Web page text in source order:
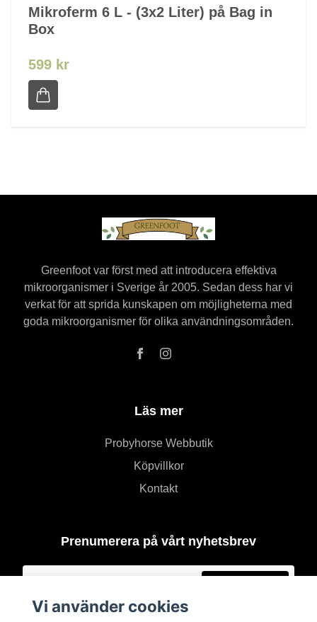
Mikroferm 6 L - (3x2 Liter) på Bag in
Box
599 kr
Greenfoot var först med att introducera effektiva
mikroorganismer i Sverige år 2005. Sedan dess har vi
verkat för att sprida kunskapen om möjligheterna med
goda mikroorganismer för olika användningsområden.
Läs mer
Probyhorse Webbutik
Köpvillkor
Kontakt
Prenumerera på vårt nyhetsbrev
Vi använder cookies